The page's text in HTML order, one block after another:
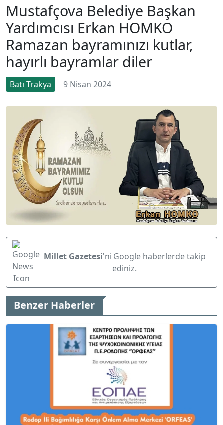
Mustafçova Belediye Başkan
Yardımcısı Erkan HOMKO
Ramazan bayramınızı kutlar,
hayırlı bayramlar diler
Batı Trakya 9 Nisan 2024
Millet Gazetesi'ni Google haberlerde takip
ediniz.
Benzer Haberler